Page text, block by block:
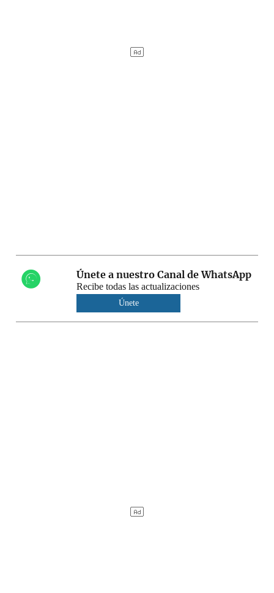
Únete a nuestro Canal de WhatsApp
Recibe todas las actualizaciones
Únete